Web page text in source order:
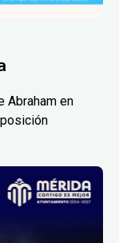
Abraham en